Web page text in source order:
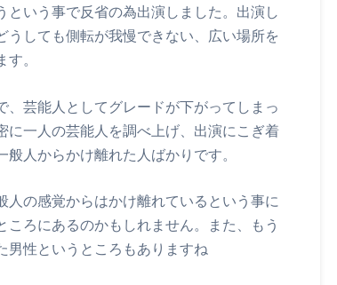
いう事で反省の為出演しました。出演し
しても側転が我慢できない、広い場所を
。
、芸能人としてグレードが下がってしまっ
に一人の芸能人を調べ上げ、出演にこぎ着
人からかけ離れた人ばかりです。
の感覚からはかけ離れているという事に
ろにあるのかもしれません。また、もう
男性というところもありますね